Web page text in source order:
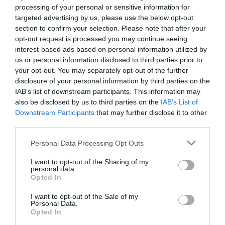
processing of your personal or sensitive information for
targeted advertising by us, please use the below opt-out
section to confirm your selection. Please note that after your
opt-out request is processed you may continue seeing
interest-based ads based on personal information utilized by
us or personal information disclosed to third parties prior to
your opt-out. You may separately opt-out of the further
disclosure of your personal information by third parties on the
IAB’s list of downstream participants. This information may
also be disclosed by us to third parties on the IAB’s List of
Downstream Participants that may further disclose it to other
Personal Data Processing Opt Outs
I want to opt-out of the Sharing of my
personal data.
Opted In
I want to opt-out of the Sale of my
Personal Data.
Opted In
είναι ότι δεν σχετίζεται με το φαινόμενο Daniel
».
«Δεν είχε γίνει έλεγχος στο νερό για
σαλμονέλα»
Σχετικά με τους ελέγχους στο νερό και πότε έγινε τελευταία
φορά η εξέταση είπε «μία φορά κάθε μήνα έχουμε τις
μικροβιολογικές εξετάσεις οι οποίες ήταν καλές[…] Ήταν 9/5
αν δεν κάνω λάθος.Αυτές οι εξετάσεις όμως δεν
μήνα. Ο προγραμματισμός είναι πάντοτε ανά 6 μήνες οι
φυσικοχημικές και κάθε μήνα οι μικροβιολογικές εξετάσεις.
Οι εξετάσεις ήταν καλές, γίνονταν ανάλογα η χλωρίωση, ο
τρόπος όπως υπήρχε χρόνια ολόκληρα, αλλά δεν υπήρχε
έλεγχος για το μικρόβιο της σαλμονέλας[…]».